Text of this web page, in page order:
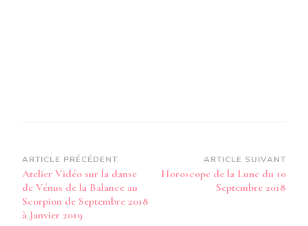
Navigation
d’article
ARTICLE PRÉCÉDENT
Atelier Vidéo sur la danse
de Vénus de la Balance au
Scorpion de Septembre 2018
à Janvier 2019
ARTICLE SUIVANT
Horoscope de la Lune du 10
Septembre 2018